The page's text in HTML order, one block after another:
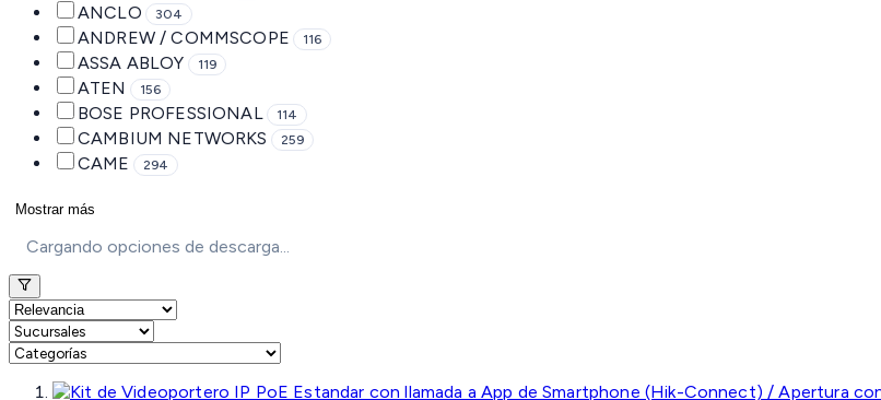
ANCLO 304
ANDREW / COMMSCOPE 116
ASSA ABLOY 119
ATEN 156
BOSE PROFESSIONAL 114
CAMBIUM NETWORKS 259
CAME 294
Mostrar más
Cargando opciones de descarga...